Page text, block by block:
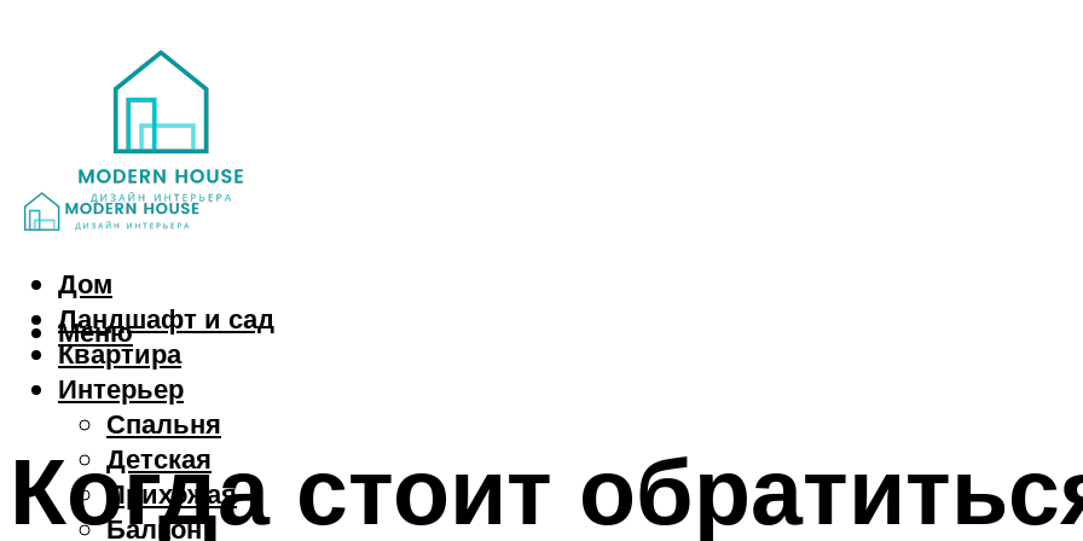
Дом
Ландшафт и сад
Квартира
Интерьер
Спальня
Детская
Прихожая
Балкон
Меню
Когда стоит